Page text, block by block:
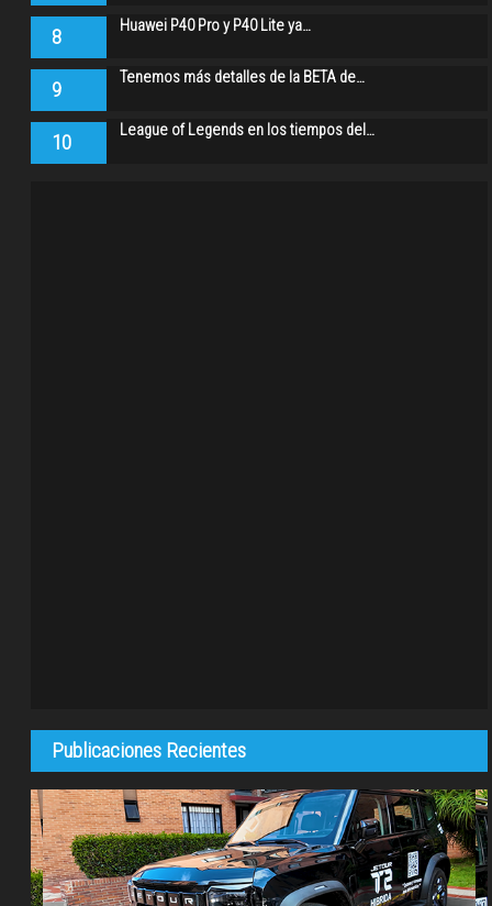
8 Huawei P40 Pro y P40 Lite ya…
9 Tenemos más detalles de la BETA de…
10 League of Legends en los tiempos del…
Publicaciones Recientes